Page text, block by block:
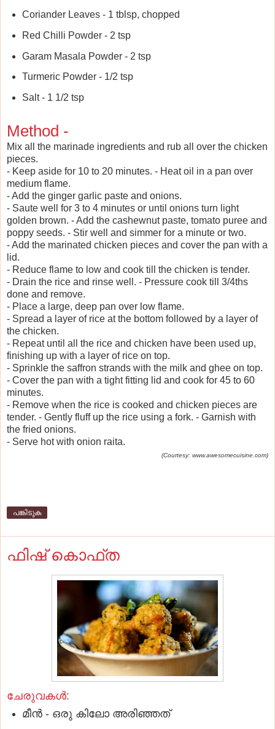
Coriander Leaves - 1 tblsp, chopped
Red Chilli Powder - 2 tsp
Garam Masala Powder - 2 tsp
Turmeric Powder - 1/2 tsp
Salt - 1 1/2 tsp
Method -
Mix all the marinade ingredients and rub all over the chicken
pieces.
- Keep aside for 10 to 20 minutes. - Heat oil in a pan over
medium flame.
- Add the ginger garlic paste and onions.
- Saute well for 3 to 4 minutes or until onions turn light
golden brown. - Add the cashewnut paste, tomato puree and
poppy seeds. - Stir well and simmer for a minute or two.
- Add the marinated chicken pieces and cover the pan with a
lid.
- Reduce flame to low and cook till the chicken is tender.
- Drain the rice and rinse well. - Pressure cook till 3/4ths
done and remove.
- Place a large, deep pan over low flame.
- Spread a layer of rice at the bottom followed by a layer of
the chicken.
- Repeat until all the rice and chicken have been used up,
finishing up with a layer of rice on top.
- Sprinkle the saffron strands with the milk and ghee on top.
- Cover the pan with a tight fitting lid and cook for 45 to 60
minutes.
- Remove when the rice is cooked and chicken pieces are
tender. - Gently fluff up the rice using a fork. - Garnish with
the fried onions.
- Serve hot with onion raita.
(Courtesy: www.awesomecuisine.com)
പങ്കിടുക
ഫിഷ് കൊഫ്ത
ചേരുവകൾ:
മീന്‍ - ഒരു കിലോ അരിഞ്ഞത്